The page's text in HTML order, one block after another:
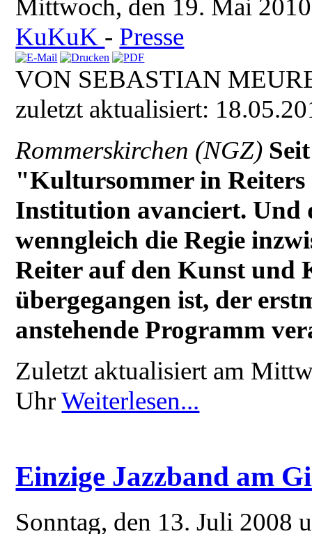
Mittwoch, den 19. Mai
KuKuK - Presse
VON SEBASTIAN
zuletzt aktualisiert:
Rommerskirchen (NGZ)
"Kultursommer in Reiters
Institution avanciert. Und
wenngleich die Regie
Reiter auf den Kunst
übergegangen ist, der
anstehende Programm
Zuletzt aktualisiert am
UhrWeiterlesen...
Einzige Jazzband am
Sonntag, den 13. Juli 2008